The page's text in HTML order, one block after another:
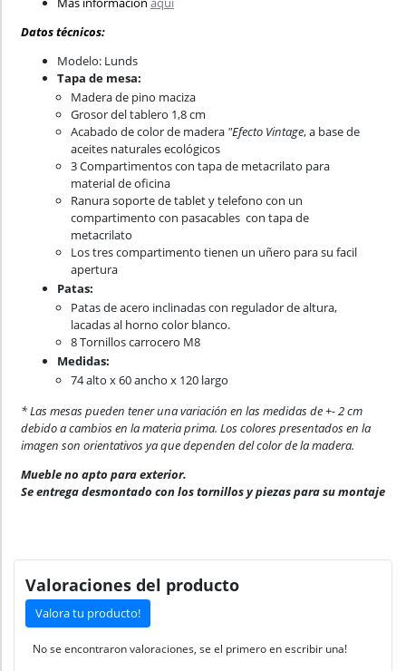
Datos técnicos:
Modelo: Lunds
Tapa de mesa:
Madera de pino maciza
Grosor del tablero 1,8 cm
Acabado de color de madera "Efecto Vintage, a base de
aceites naturales ecológicos
3 Compartimentos con tapa de metacrilato para
material de oficina
Ranura soporte de tablet y telefono con un
compartimento con pasacables con tapa de
metacrilato
Los tres compartimento tienen un uñero para su facil
apertura
Patas:
Patas de acero inclinadas con regulador de altura,
lacadas al horno color blanco.
8 Tornillos carrocero M8
Medidas:
74 alto x 60 ancho x 120 largo
* Las mesas pueden tener una variación en las medidas de +- 2 cm
debido a cambios en la materia prima. Los colores presentados en la
imagen son orientativos ya que dependen del color de la madera.
Mueble no apto para exterior.
Se entrega desmontado con los tornillos y piezas para su montaje
Valoraciones del producto
Valora tu producto!
No se encontraron valoraciones, se el primero en escribir una!